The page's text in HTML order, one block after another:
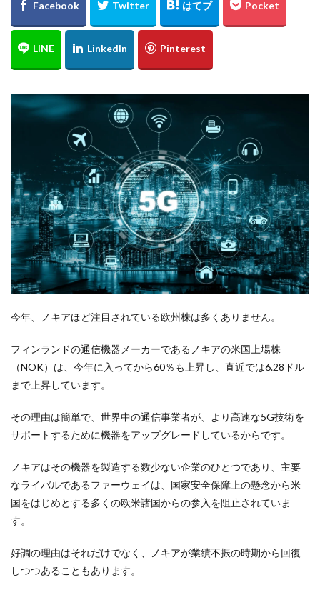
今年、ノキアほど注目されている欧州株は多くありません。
フィンランドの通信機器メーカーであるノキアの米国上場株
（NOK）は、今年に入ってから60％も上昇し、直近では6.28ドル
まで上昇しています。
その理由は簡単で、世界中の通信事業者が、より高速な5G技術を
サポートするために機器をアップグレードしているからです。
ノキアはその機器を製造する数少ない企業のひとつであり、主要
なライバルであるファーウェイは、国家安全保障上の懸念から米
国をはじめとする多くの欧米諸国からの参入を阻止されていま
す。
好調の理由はそれだけでなく、ノキアが業績不振の時期から回復
しつつあることもあります。